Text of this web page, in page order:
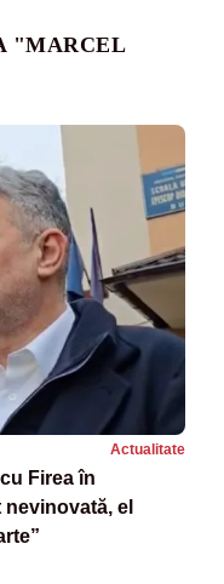
"MARCEL
Actualitate
Firea în
el